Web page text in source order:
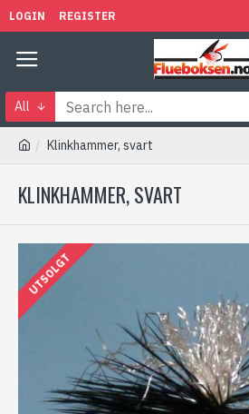
LOGIN REGISTER
All
Klinkhammer, svart
KLINKHAMMER, SVART
UTSOLGT